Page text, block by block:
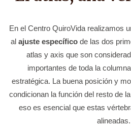
En el Centro QuiroVida realizamos
al ajuste específico de las dos
atlas y axis que son
importantes de toda la
estratégica. La buena posición y
condicionan la función del resto de
eso es esencial que estas
alineadas.